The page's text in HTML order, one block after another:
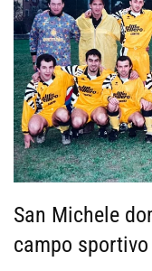
San Michele
campo sportivo